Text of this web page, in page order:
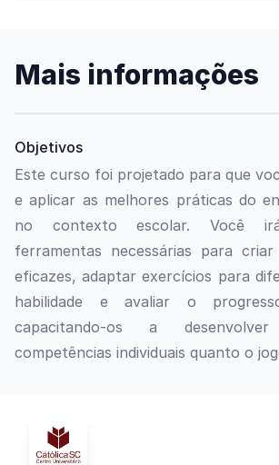
Mais informações
Objetivos
Este curso foi projetado para que
e aplicar as melhores práticas do
no contexto escolar. Você
ferramentas necessárias para
eficazes, adaptar exercícios para
habilidade e avaliar o
capacitando-os a
competências individuais quanto o